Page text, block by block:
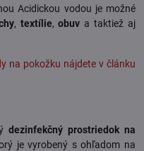
Acidickou vodou je možné
, textílie, obuv a taktiež aj
na pokožku nájdete v článku
dezinfekčný prostriedok na
je vyrobený s ohľadom na